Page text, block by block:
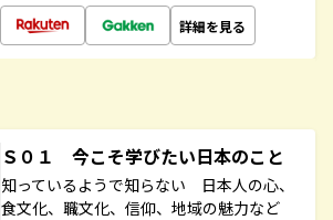
詳細を見る
Ｓ０１ 今こそ学びたい日本のこと
知っているようで知らない 日本人の心、
食文化、職文化、信仰、地域の魅力など